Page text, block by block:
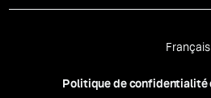
Français
Politique de confidentialité